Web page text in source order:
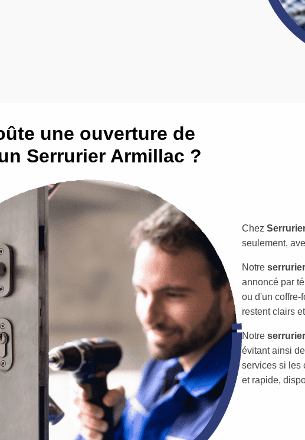
une ouverture de
Serrurier Armillac ?
Chez
seulement,
Notre
annoncé par
ou d'un coffre-
restent clairs
Notre
évitant ainsi
services si les
et rapide,